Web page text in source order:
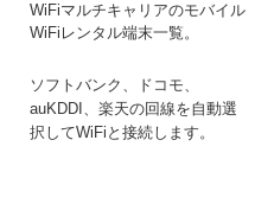
WiFiマルチキャリアのモバイル
WiFiレンタル端末一覧。
ソフトバンク、ドコモ、
auKDDI、楽天の回線を自動選
択してWiFiと接続します。